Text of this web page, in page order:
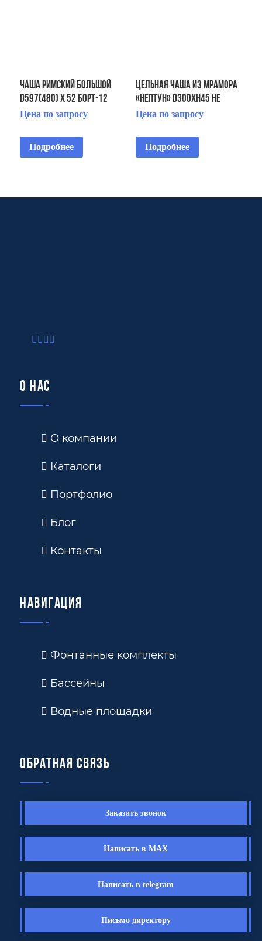
ЧАША Римский большой
D597(480) х 52 Борт-12
Тумбы-4 Пороги -16
Цена по запросу
Подробнее
Цельная чаша из мрамора
«Нептун» D300хH45 не
требует монтажа
Цена по запросу
Подробнее
О нас
О компании
Каталоги
Портфолио
Блог
Контакты
Навигация
Фонтанные комплекты
Бассейны
Водные площадки
Обратная связь
Заказать звонок
Написать в MAX
Написать в telegram
Письмо директору